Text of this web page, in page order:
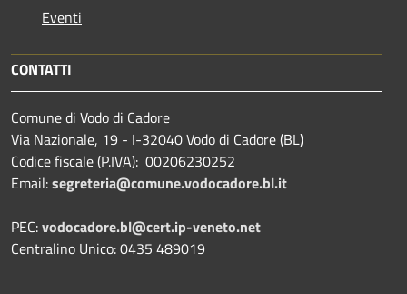
Eventi
CONTATTI
Comune di Vodo di Cadore
Via Nazionale, 19 - I-32040 Vodo di Cadore (BL)
Codice fiscale (P.IVA): 00206230252
Email:segreteria@comune.vodocadore.bl.it
PEC:vodocadore.bl@cert.ip-veneto.net
Centralino Unico: 0435 489019